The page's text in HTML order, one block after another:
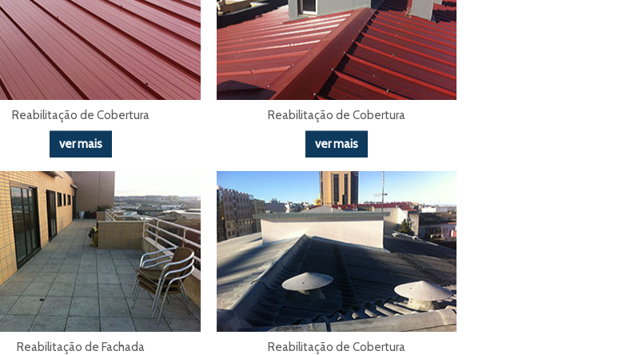
Reabilitação de Cobertura
ver mais
Reabilitação de Cobertura
ver mais
Reabilitação de Fachada
Reabilitação de Cobertura